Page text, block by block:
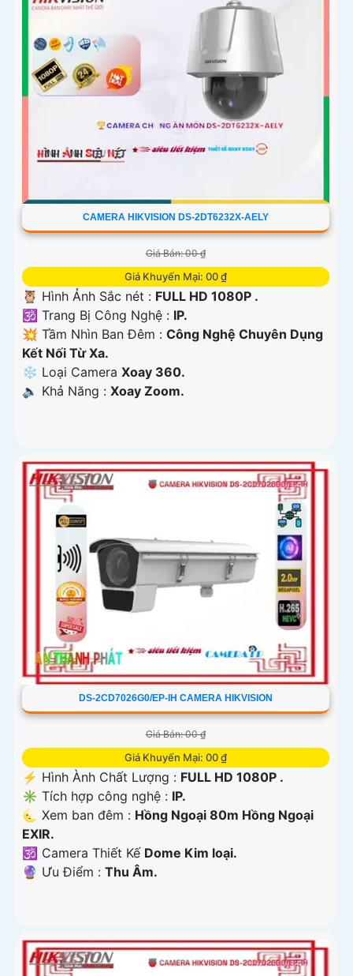
CAMERA HIKVISION DS-2DT6232X-AELY
Giá Bán: 00 ₫
Giá Khuyến Mại: 00 ₫
🦉 Hình Ảnh Sắc nét : FULL HD 1080P .
🕉️ Trang Bị Công Nghệ : IP.
💥 Tầm Nhìn Ban Đêm : Công Nghệ Chuyên Dụng
Kết Nối Từ Xa.
❄ Loại Camera Xoay 360.
️🔈 Khả Năng : Xoay Zoom.
DS-2CD7026G0/EP-IH CAMERA HIKVISION
Giá Bán: 00 ₫
Giá Khuyến Mại: 00 ₫
️⚡ Hình Ành Chất Lượng : FULL HD 1080P .
✳️ Tích hợp công nghệ : IP.
🌜 Xem ban đêm : Hồng Ngoại 80m Hồng Ngoại
EXIR.
🕉️ Camera Thiết Kế Dome Kim loại.
️🔮 Ưu Điểm : Thu Âm.